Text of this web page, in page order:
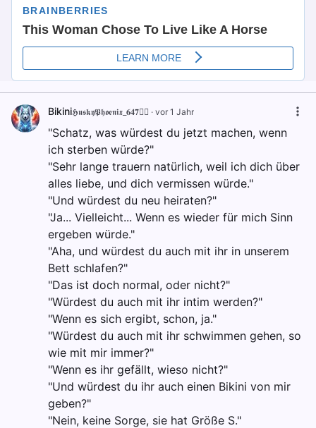
Bikini𝕳𝖚𝖘𝖐𝖞𝕻𝖍𝖔𝖊𝖓𝖎𝖝_𝟔𝟒𝟕🐦‍🔥 · vor 1 Jahr
"Schatz, was würdest du jetzt machen, wenn
ich sterben würde?"
"Sehr lange trauern natürlich, weil ich dich über
alles liebe, und dich vermissen würde."
"Und würdest du neu heiraten?"
"Ja... Vielleicht... Wenn es wieder für mich Sinn
ergeben würde."
"Aha, und würdest du auch mit ihr in unserem
Bett schlafen?"
"Das ist doch normal, oder nicht?"
"Würdest du auch mit ihr intim werden?"
"Wenn es sich ergibt, schon, ja."
"Würdest du auch mit ihr schwimmen gehen, so
wie mit mir immer?"
"Wenn es ihr gefällt, wieso nicht?"
"Und würdest du ihr auch einen Bikini von mir
geben?"
"Nein, keine Sorge, sie hat Größe S."